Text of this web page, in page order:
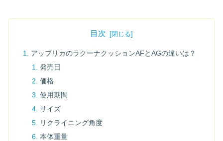
目次
アップリカのラクーナクッションAFとAGの違いは？
発売日
価格
使用期間
サイズ
リクライニング角度
本体重量